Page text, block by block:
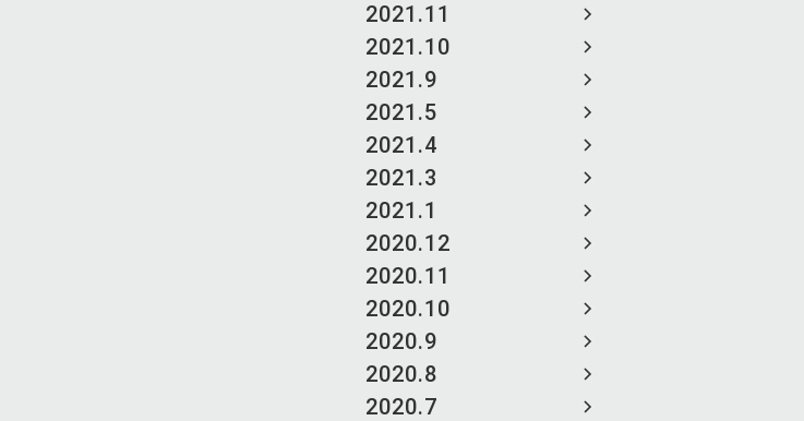
2021.11
2021.10
2021.9
2021.5
2021.4
2021.3
2021.1
2020.12
2020.11
2020.10
2020.9
2020.8
2020.7